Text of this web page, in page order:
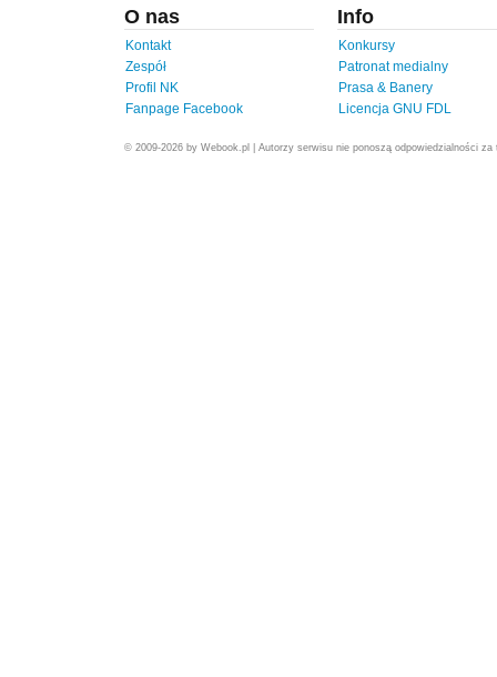
O nas
Kontakt
Zespół
Profil NK
Fanpage Facebook
Info
Konkursy
Patronat medialny
Prasa & Banery
Licencja GNU FDL
© 2009-2026 by Webook.pl | Autorzy serwisu nie ponoszą odpowiedzialności